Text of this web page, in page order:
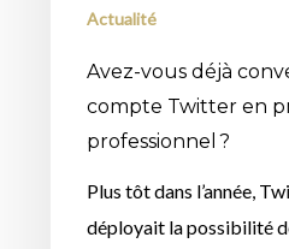
profil
professionnel ?
Actualité
Avez-vous déjà
compte Twitter en
professionnel ?
Plus tôt dans l’année,
déployait la possibilité